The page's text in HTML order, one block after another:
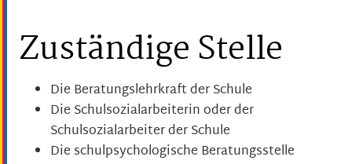
Zuständige Stelle
Die Beratungslehrkraft der Schule
Die Schulsozialarbeiterin oder der
Schulsozialarbeiter der Schule
Die schulpsychologische Beratungsstelle